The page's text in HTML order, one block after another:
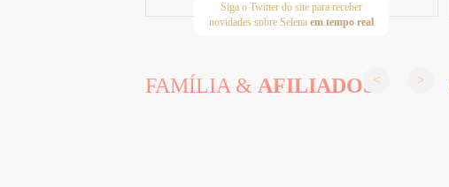
Siga o Twitter do site para receber
novidades sobre Selenaem tempo real
FAMÍLIA & AFILIADOS